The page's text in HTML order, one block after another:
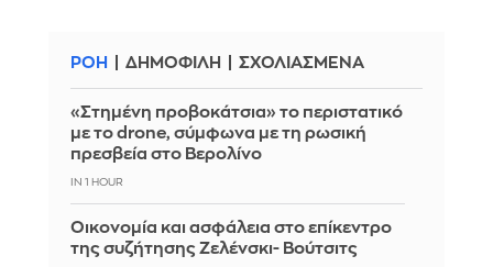
ΡΟΗ ΔΗΜΟΦΙΛΗ ΣΧΟΛΙΑΣΜΕΝΑ
«Στημένη προβοκάτσια» το περιστατικό
με το drone, σύμφωνα με τη ρωσική
πρεσβεία στο Βερολίνο
IN 1 HOUR
Οικονομία και ασφάλεια στο επίκεντρο
της συζήτησης Ζελένσκι- Βούτσιτς